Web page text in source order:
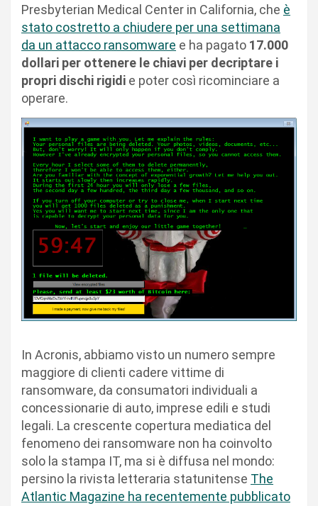
Presbyterian Medical Center in California, che è
stato costretto a chiudere per una settimana
da un attacco ransomware e ha pagato 17.000
dollari per ottenere le chiavi per decriptare i
propri dischi rigidi e poter così ricominciare a
operare.
In Acronis, abbiamo visto un numero sempre
maggiore di clienti cadere vittime di
ransomware, da consumatori individuali a
concessionarie di auto, imprese edili e studi
legali. La crescente copertura mediatica del
fenomeno dei ransomware non ha coinvolto
solo la stampa IT, ma si è diffusa nel mondo:
persino la rivista letteraria statunitense The
Atlantic Magazine ha recentemente pubblicato